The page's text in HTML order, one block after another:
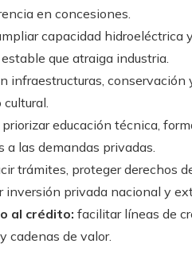
en concesiones.
capacidad hidroeléctrica
que atraiga industria.
infraestructuras,
priorizar educación técnica,
las demandas privadas.
trámites, proteger derechos
privada nacional y
al crédito: facilitar líneas de
cadenas de valor.